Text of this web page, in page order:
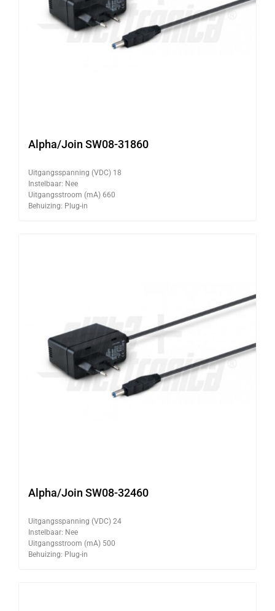
Alpha/Join SW08-31860
Uitgangsspanning (VDC) 18
Instelbaar: Nee
Uitgangsstroom (mA) 660
Behuizing: Plug-in
Alpha/Join SW08-32460
Uitgangsspanning (VDC) 24
Instelbaar: Nee
Uitgangsstroom (mA) 500
Behuizing: Plug-in